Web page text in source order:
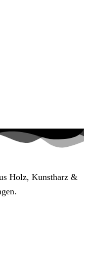
Holz, Kunstharz &